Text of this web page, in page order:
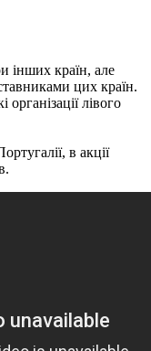
інших країн, але
цих країн.
організації лівого
в акції